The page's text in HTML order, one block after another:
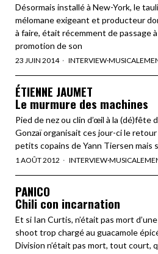
Désormais installé à New-York, le
mélomane exigeant et producteur
à faire, était récemment de passage
promotion de son
23 JUIN 2014 INTERVIEW·
ÉTIENNE JAUMET
Le murmure des machines
Pied de nez ou clin d’œil à la (dé)fête
Gonzaï organisait ces jour-ci le
petits copains de Yann Tiersen mais
1 AOÛT 2012 INTERVIEW·
PANICO
Chili con incarnation
Et si Ian Curtis, n’était pas mort
shoot trop chargé au guacamole
Division n’était pas mort, tout court,